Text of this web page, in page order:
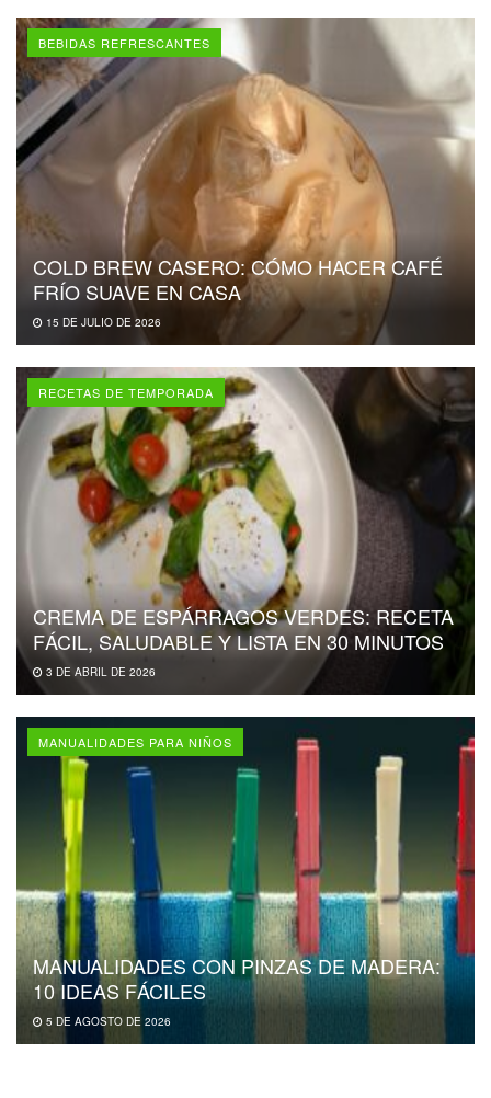
BEBIDAS REFRESCANTES
COLD BREW CASERO: CÓMO HACER CAFÉ
FRÍO SUAVE EN CASA
15 DE JULIO DE 2026
RECETAS DE TEMPORADA
CREMA DE ESPÁRRAGOS VERDES: RECETA
FÁCIL, SALUDABLE Y LISTA EN 30 MINUTOS
3 DE ABRIL DE 2026
MANUALIDADES PARA NIÑOS
MANUALIDADES CON PINZAS DE MADERA:
10 IDEAS FÁCILES
5 DE AGOSTO DE 2026